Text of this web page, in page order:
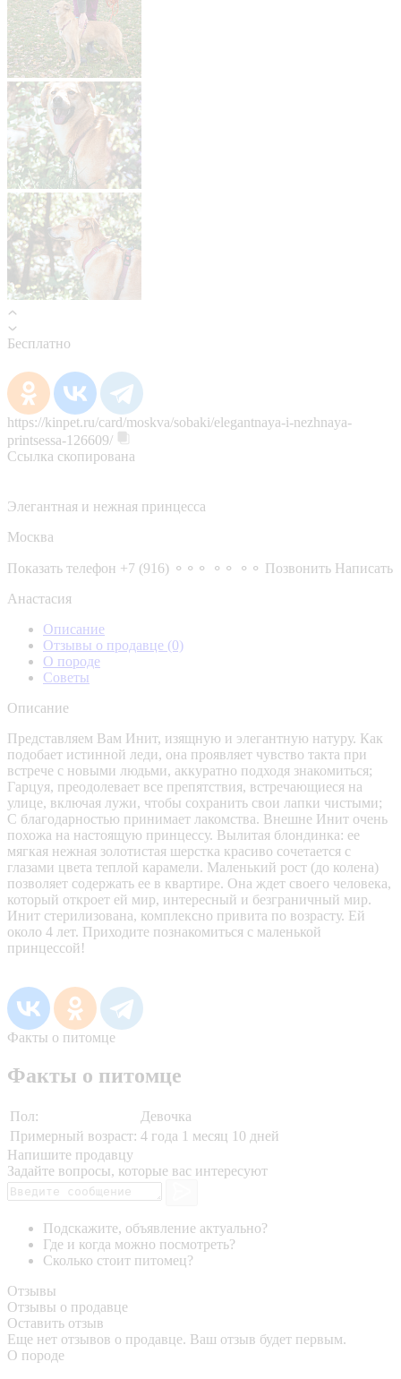
Бесплатно
https://kinpet.ru/card/moskva/sobaki/elegantnaya-i-nezhnaya-
printsessa-126609/
Ссылка скопирована
Элегантная и нежная принцесса
Москва
Показать телефон +7 (916) ⚬⚬⚬ ⚬⚬ ⚬⚬ Позвонить Написать
Анастасия
Описание
Отзывы о продавце (0)
О породе
Советы
Описание
Представляем Вам Инит, изящную и элегантную натуру. Как
подобает истинной леди, она проявляет чувство такта при
встрече с новыми людьми, аккуратно подходя знакомиться;
Гарцуя, преодолевает все препятствия, встречающиеся на
улице, включая лужи, чтобы сохранить свои лапки чистыми;
С благодарностью принимает лакомства. Внешне Инит очень
похожа на настоящую принцессу. Вылитая блондинка: ее
мягкая нежная золотистая шерстка красиво сочетается с
глазами цвета теплой карамели. Маленький рост (до колена)
позволяет содержать ее в квартире. Она ждет своего человека,
который откроет ей мир, интересный и безграничный мир.
Инит стерилизована, комплексно привита по возрасту. Ей
около 4 лет. Приходите познакомиться с маленькой
принцессой!
Факты о питомце
Факты о питомце
Пол:
Девочка
Примерный возраст: 4 года 1 месяц 10 дней
Напишите продавцу
Задайте вопросы, которые вас интересуют
Подскажите, объявление актуально?
Где и когда можно посмотреть?
Сколько стоит питомец?
Отзывы
Отзывы о продавце
Оставить отзыв
Еще нет отзывов о продавце. Ваш отзыв будет первым.
О породе